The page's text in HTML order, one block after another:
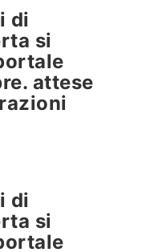
di
si
attese
di
si